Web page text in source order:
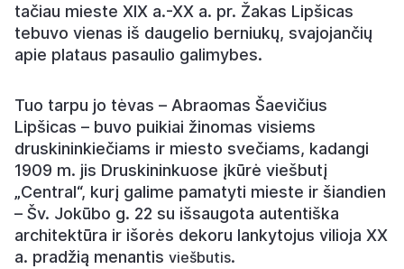
tačiau mieste XIX a.-XX a. pr. Žakas Lipšicas
tebuvo vienas iš daugelio berniukų, svajojančių
apie plataus pasaulio galimybes.
Tuo tarpu jo tėvas – Abraomas Šaevičius
Lipšicas – buvo puikiai žinomas visiems
druskininkiečiams ir miesto svečiams, kadangi
1909 m. jis Druskininkuose įkūrė viešbutį
„Central“, kurį galime pamatyti mieste ir šiandien
– Šv. Jokūbo g. 22 su išsaugota autentiška
architektūra ir išorės dekoru lankytojus vilioja XX
a. pradžią menantis viešbutis.